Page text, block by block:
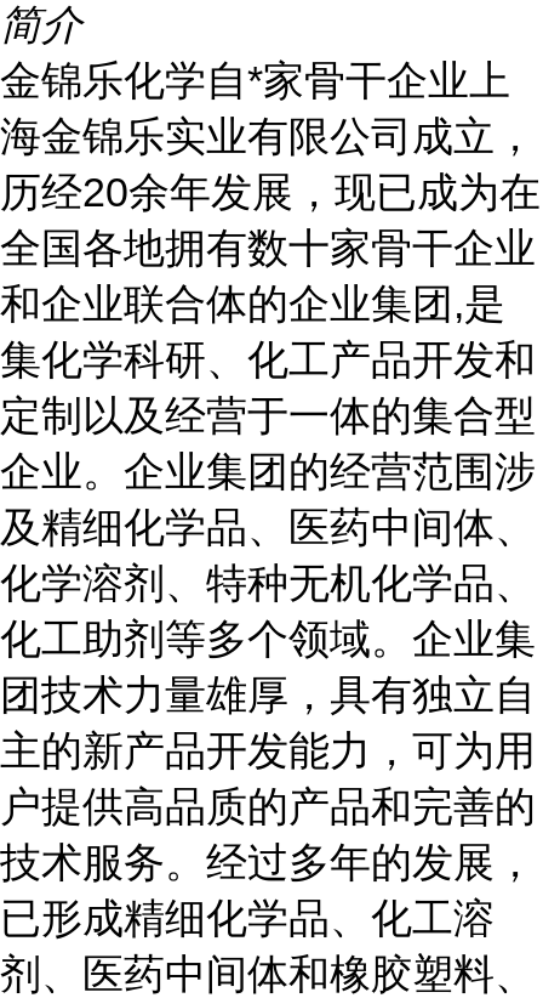
简介
金锦乐化学自*家骨干企业上
海金锦乐实业有限公司成立，
历经20余年发展，现已成为在
全国各地拥有数十家骨干企业
和企业联合体的企业集团,是
集化学科研、化工产品开发和
定制以及经营于一体的集合型
企业。企业集团的经营范围涉
及精细化学品、医药中间体、
化学溶剂、特种无机化学品、
化工助剂等多个领域。企业集
团技术力量雄厚，具有独立自
主的新产品开发能力，可为用
户提供高品质的产品和完善的
技术服务。经过多年的发展，
已形成精细化学品、化工溶
剂、医药中间体和橡胶塑料、